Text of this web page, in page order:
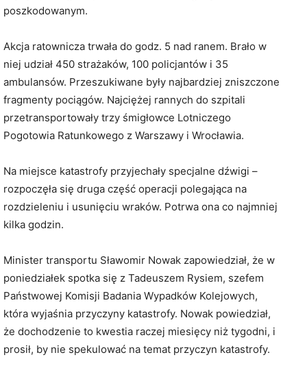
poszkodowanym.
Akcja ratownicza trwała do godz. 5 nad ranem. Brało w
niej udział 450 strażaków, 100 policjantów i 35
ambulansów. Przeszukiwane były najbardziej zniszczone
fragmenty pociągów. Najciężej rannych do szpitali
przetransportowały trzy śmigłowce Lotniczego
Pogotowia Ratunkowego z Warszawy i Wrocławia.
Na miejsce katastrofy przyjechały specjalne dźwigi –
rozpoczęła się druga część operacji polegająca na
rozdzieleniu i usunięciu wraków. Potrwa ona co najmniej
kilka godzin.
Minister transportu Sławomir Nowak zapowiedział, że w
poniedziałek spotka się z Tadeuszem Rysiem, szefem
Państwowej Komisji Badania Wypadków Kolejowych,
która wyjaśnia przyczyny katastrofy. Nowak powiedział,
że dochodzenie to kwestia raczej miesięcy niż tygodni, i
prosił, by nie spekulować na temat przyczyn katastrofy.